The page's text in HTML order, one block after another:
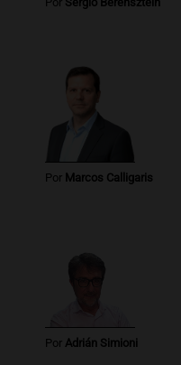
Por Marcos Calligaris
Por Adrián Simioni